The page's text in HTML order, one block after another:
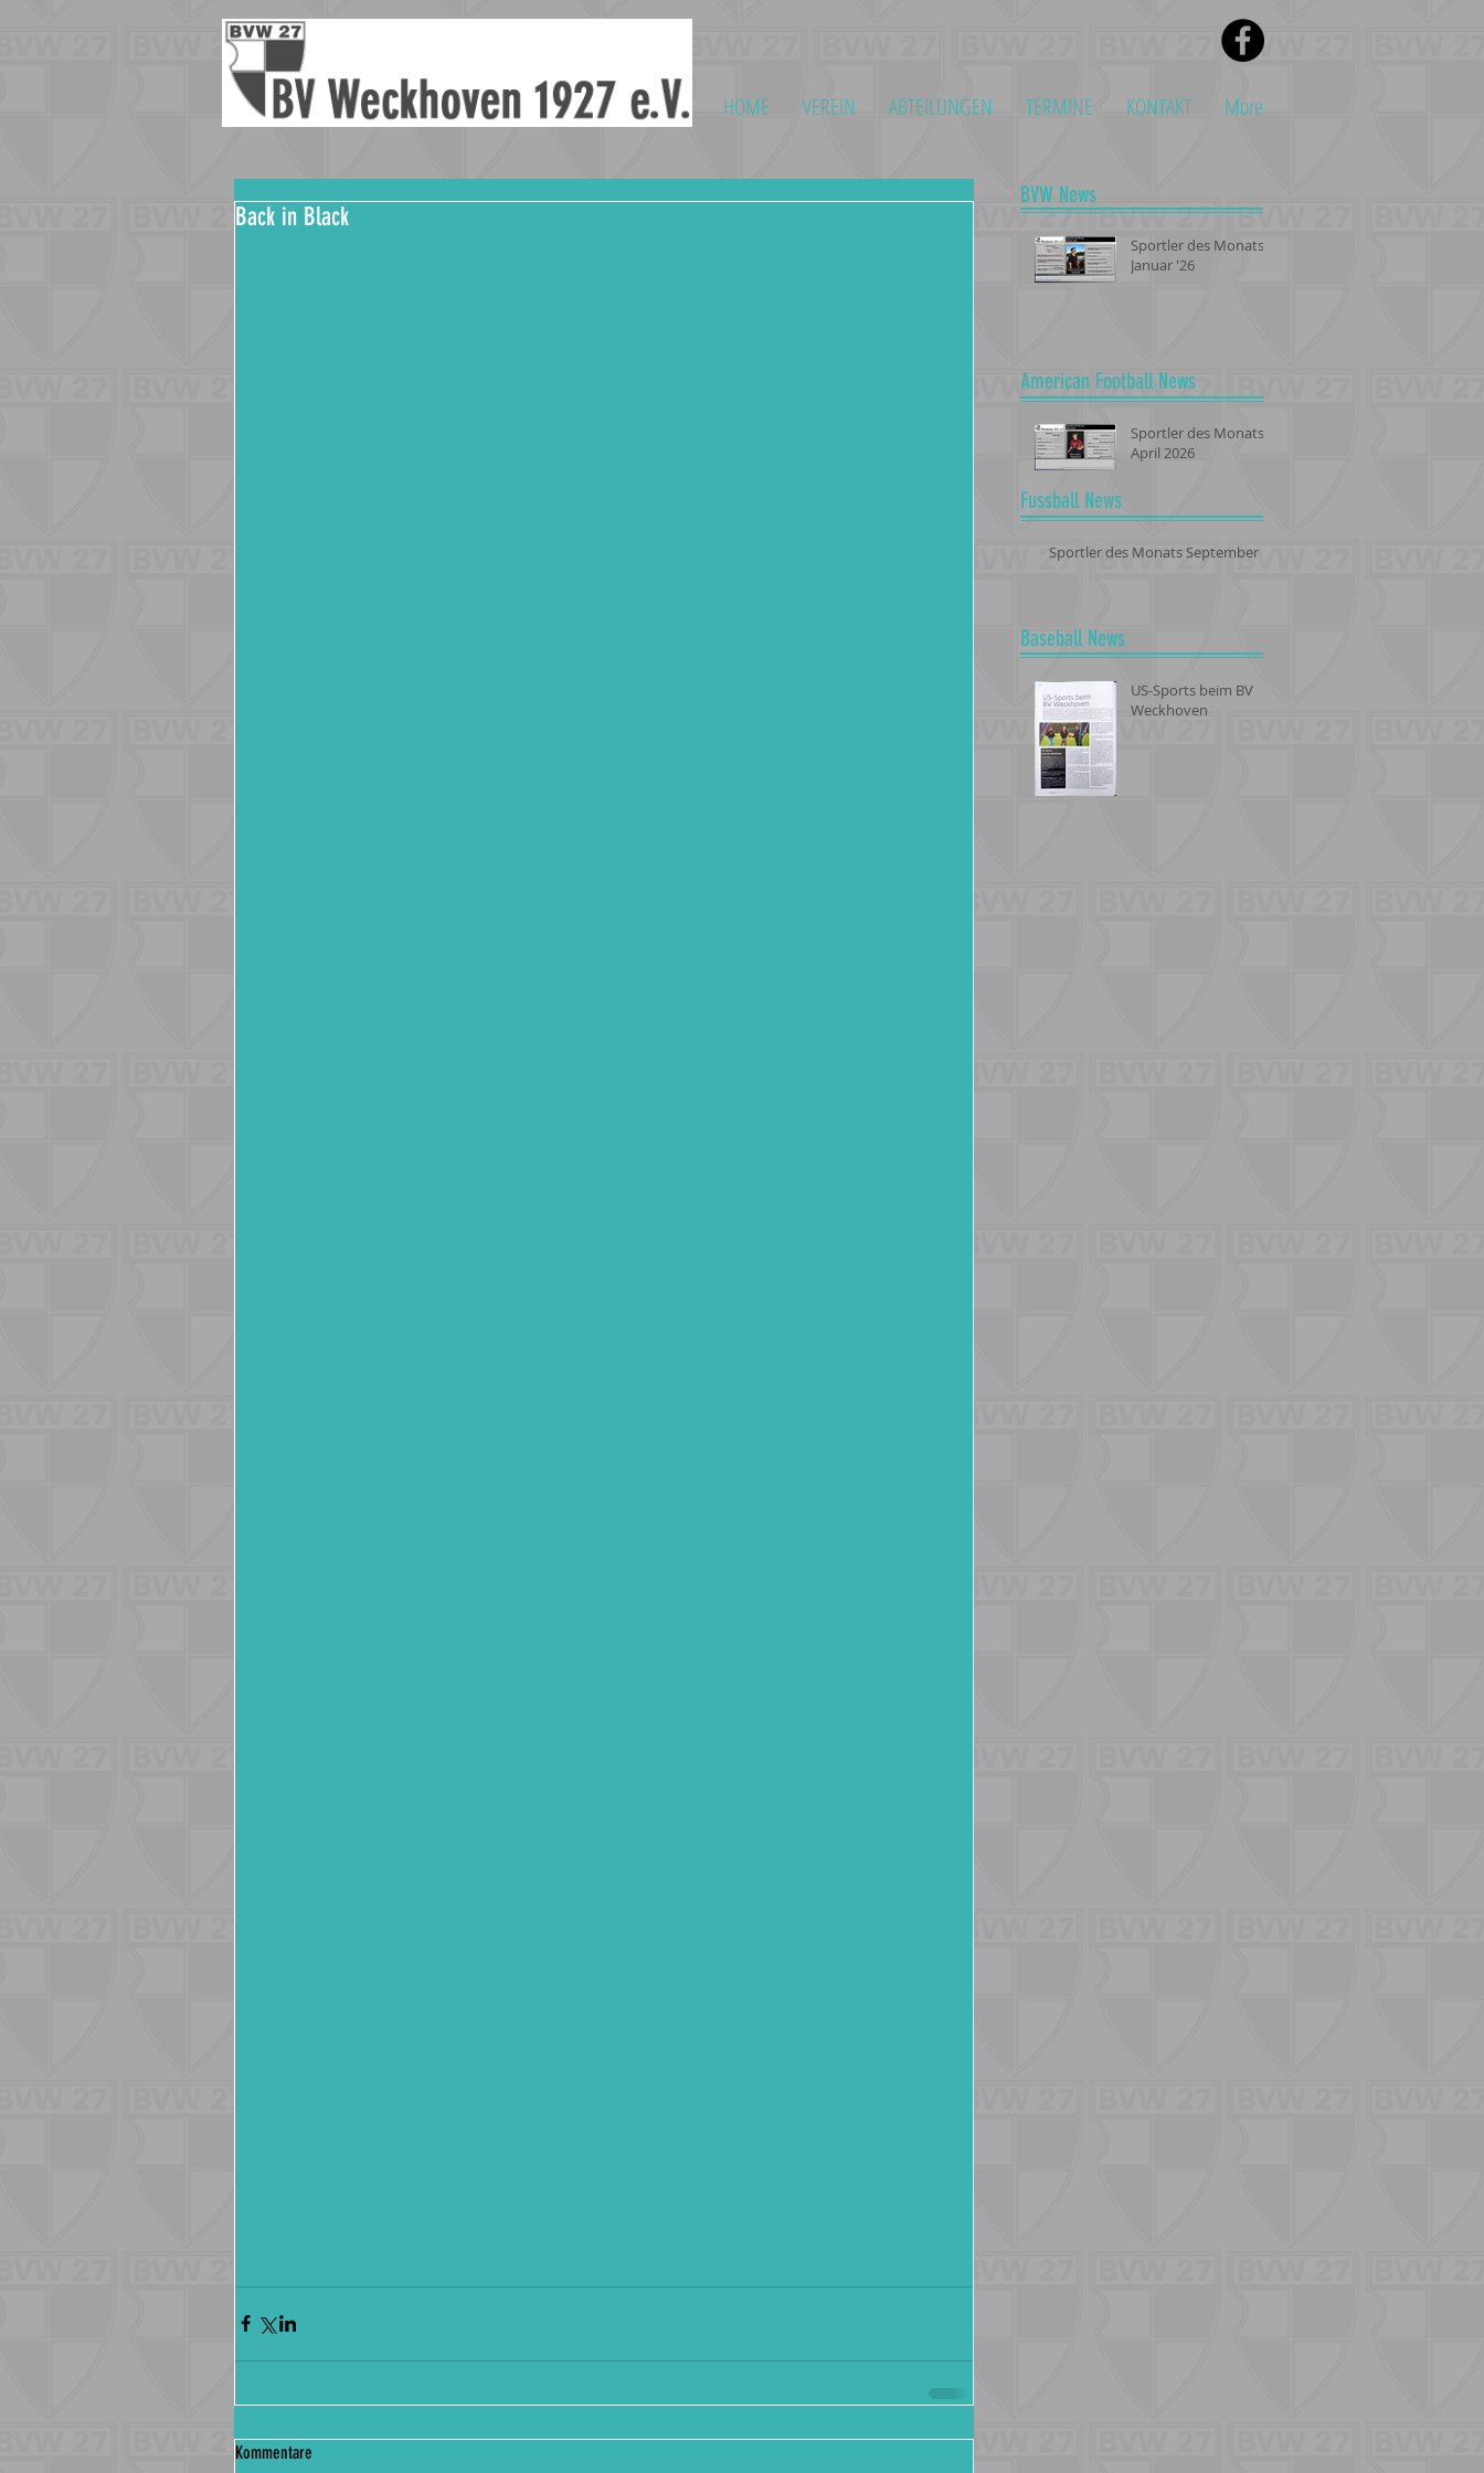
HOME VEREIN ABTEILUNGEN TERMINE KONTAKT More
Back in Black
Kommentare
BVW News
Sportler des Monats -
Januar '26
American Football News
Sportler des Monats -
April 2026
Fussball News
Sportler des Monats September
Baseball News
US-Sports beim BV
Weckhoven